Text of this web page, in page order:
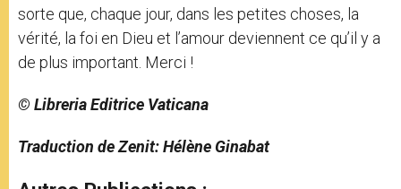
sorte que, chaque jour, dans les petites choses, la
vérité, la foi en Dieu et l’amour deviennent ce qu’il y a
de plus important. Merci !
© Libreria Editrice Vaticana
Traduction de Zenit: Hélène Ginabat